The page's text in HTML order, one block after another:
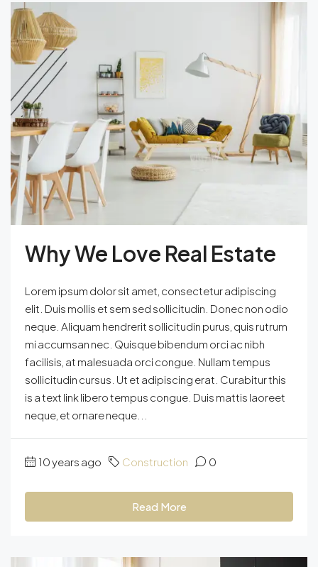
Why We Love Real Estate
Lorem ipsum dolor sit amet, consectetur adipiscing
elit. Duis mollis et sem sed sollicitudin. Donec non odio
neque. Aliquam hendrerit sollicitudin purus, quis rutrum
mi accumsan nec. Quisque bibendum orci ac nibh
facilisis, at malesuada orci congue. Nullam tempus
sollicitudin cursus. Ut et adipiscing erat. Curabitur this
is a text link libero tempus congue. Duis mattis laoreet
neque, et ornare neque...
10 years ago Construction 0
Read More